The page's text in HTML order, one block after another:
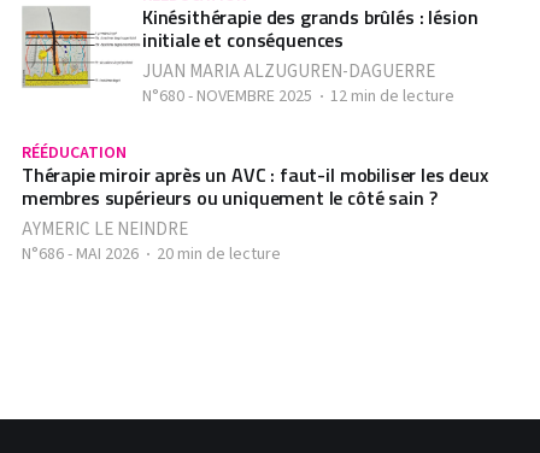
Kinésithérapie des grands brûlés : lésion
initiale et conséquences
JUAN MARIA ALZUGUREN-DAGUERRE
N°680 - NOVEMBRE 2025 12 min de lecture
RÉÉDUCATION
Thérapie miroir après un AVC : faut-il mobiliser les deux
membres supérieurs ou uniquement le côté sain ?
AYMERIC LE NEINDRE
N°686 - MAI 2026 20 min de lecture